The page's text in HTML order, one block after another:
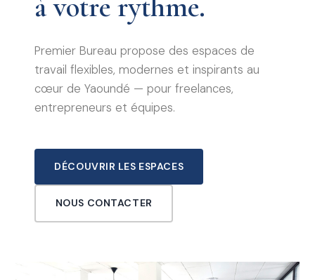
à votre rythme.
Premier Bureau propose des espaces de
travail flexibles, modernes et inspirants au
cœur de Yaoundé — pour freelances,
entrepreneurs et équipes.
DÉCOUVRIR LES ESPACES
NOUS CONTACTER